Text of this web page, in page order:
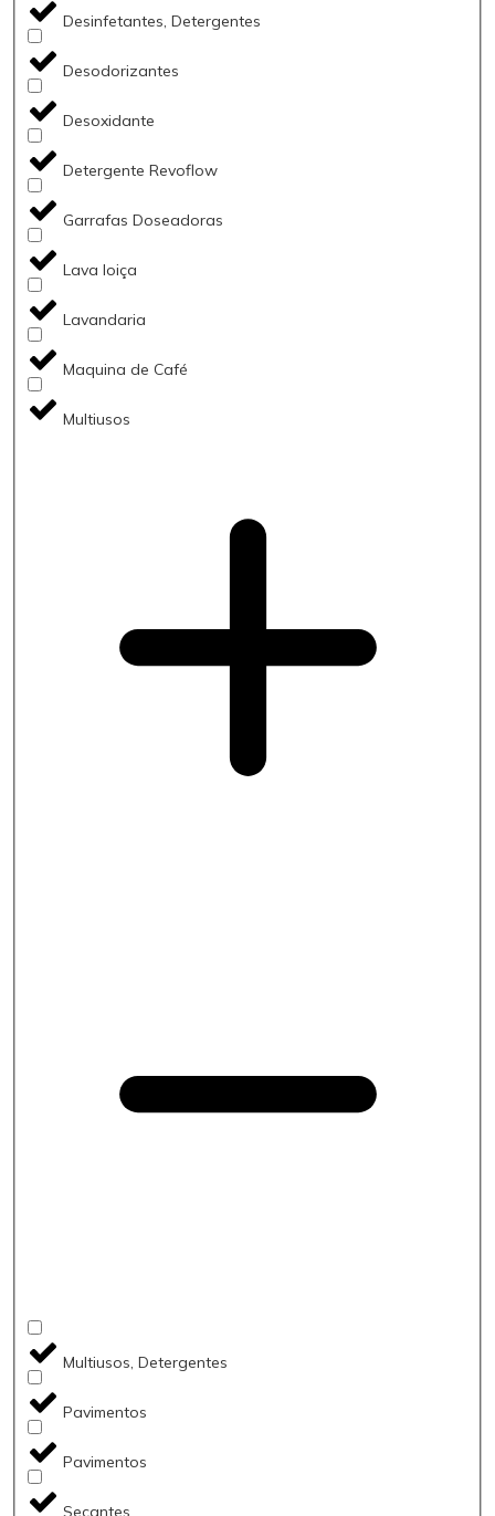
Desinfetantes, Detergentes
Desodorizantes
Desoxidante
Detergente Revoflow
Garrafas Doseadoras
Lava loiça
Lavandaria
Maquina de Café
Multiusos
Multiusos, Detergentes
Pavimentos
Pavimentos
Secantes